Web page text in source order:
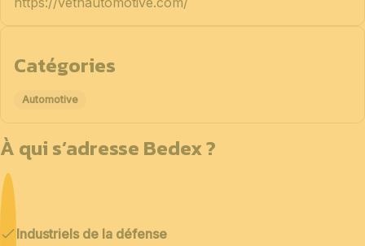
Catégories
Automotive
À qui s’adresse Bedex ?
Industriels de la défense